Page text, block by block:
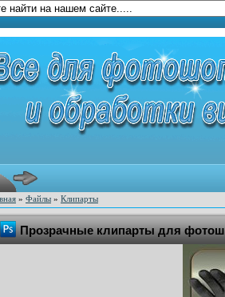
» Файлы » Клипарты
Прозрачные клипарты для